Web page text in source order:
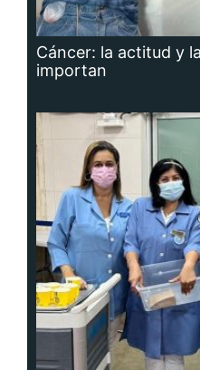
Cáncer: la actitud y
importan